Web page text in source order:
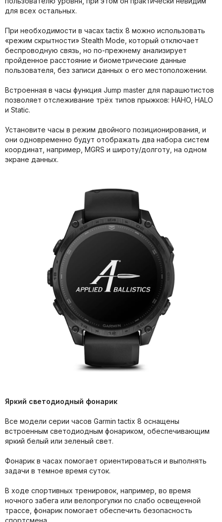
для всех остальных.
При необходимости в часах tactix 8 можно использовать
«режим скрытности» Stealth Mode, который отключает
беспроводную связь, но по-прежнему анализирует
пройденное расстояние и биометрические данные
пользователя, без записи данных о его местоположении.
Встроенная в часы функция Jump master для парашютистов
позволяет отслеживание трёх типов прыжков: HAHO, HALO
и Static.
Установите часы в режим двойного позиционирования, и
они одновременно будут отображать два набора систем
координат, например, MGRS и широту/долготу, на одном
экране данных.
Яркий светодиодный фонарик
Все модели серии часов Garmin tactix 8 оснащены
встроенным светодиодным фонариком, обеспечивающим
яркий белый или зеленый свет.
Фонарик в часах помогает ориентироваться и выполнять
задачи в темное время суток.
В ходе спортивных тренировок, например, во время
ночного забега или велопрогулки по слабо освещенной
трассе, фонарик помогает обеспечить безопасность